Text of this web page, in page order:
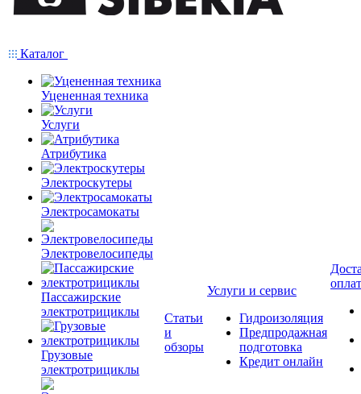
Каталог
Уцененная техника
Услуги
Атрибутика
Электроскутеры
Электросамокаты
Электровелосипеды
Пассажирские
электротрициклы
Грузовые
электротрициклы
Статьи
и
обзоры
Услуги и сервис
Гидроизоляция
Предпродажная
подготовка
Кредит онлайн